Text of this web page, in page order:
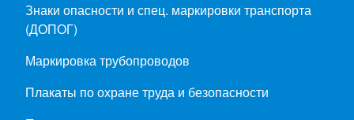
Знаки опасности и спец. маркировки транспорта
(ДОПОГ)
Маркировка трубопроводов
Плакаты по охране труда и безопасности